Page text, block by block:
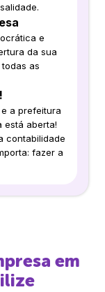
e
da sua
as
a prefeitura
está aberta!
contabilidade
fazer a
em